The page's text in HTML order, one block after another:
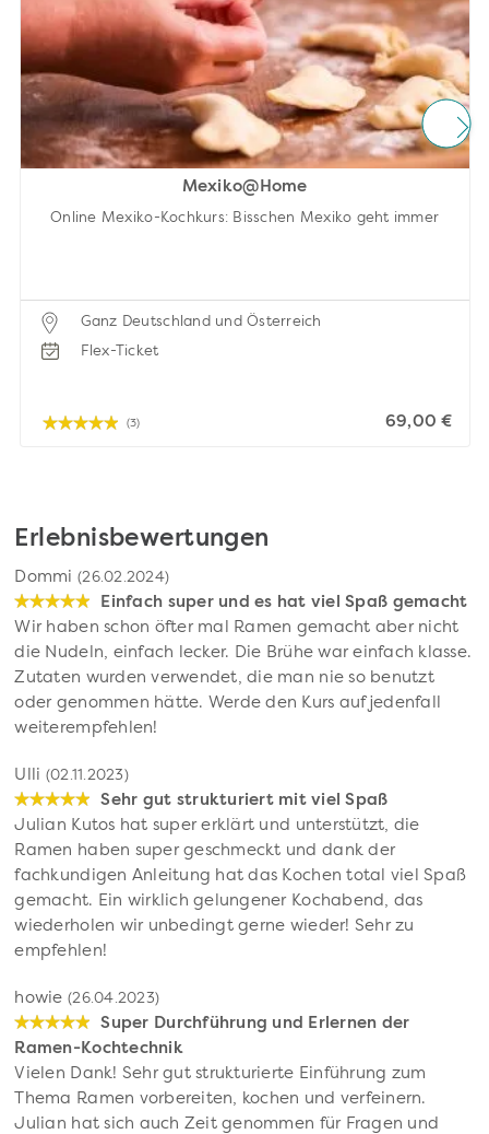
Mexiko@Home
Online Mexiko-Kochkurs: Bisschen Mexiko geht immer
Ganz Deutschland und Österreich
Flex-Ticket
(3) 69,00 €
Erlebnisbewertungen
Dommi (26.02.2024)
Einfach super und es hat viel Spaß gemacht
Wir haben schon öfter mal Ramen gemacht aber nicht
die Nudeln, einfach lecker. Die Brühe war einfach klasse.
Zutaten wurden verwendet, die man nie so benutzt
oder genommen hätte. Werde den Kurs auf jedenfall
weiterempfehlen!
Ulli (02.11.2023)
Sehr gut strukturiert mit viel Spaß
Julian Kutos hat super erklärt und unterstützt, die
Ramen haben super geschmeckt und dank der
fachkundigen Anleitung hat das Kochen total viel Spaß
gemacht. Ein wirklich gelungener Kochabend, das
wiederholen wir unbedingt gerne wieder! Sehr zu
empfehlen!
howie (26.04.2023)
Super Durchführung und Erlernen der
Ramen-Kochtechnik
Vielen Dank! Sehr gut strukturierte Einführung zum
Thema Ramen vorbereiten, kochen und verfeinern.
Julian hat sich auch Zeit genommen für Fragen und